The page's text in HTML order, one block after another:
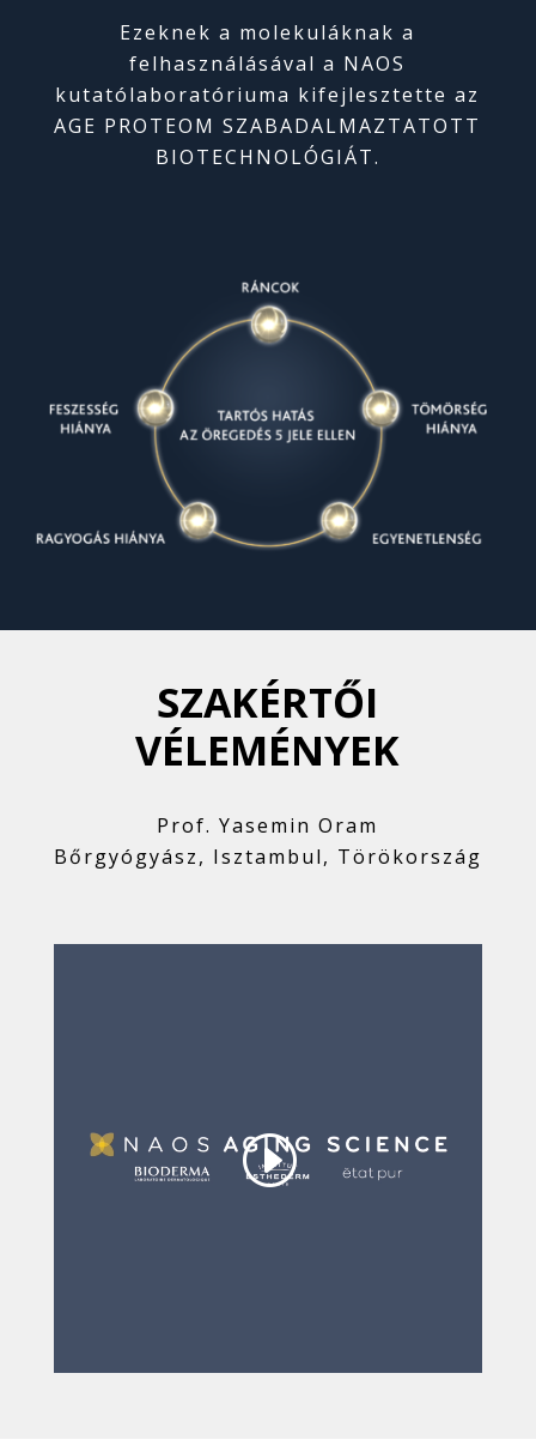
Ezeknek a molekuláknak a
felhasználásával a NAOS
kutatólaboratóriuma kifejlesztette az
AGE PROTEOM SZABADALMAZTATOTT
BIOTECHNOLÓGIÁT.
SZAKÉRTŐI
VÉLEMÉNYEK
Prof. Yasemin Oram
Bőrgyógyász, Isztambul, Törökország